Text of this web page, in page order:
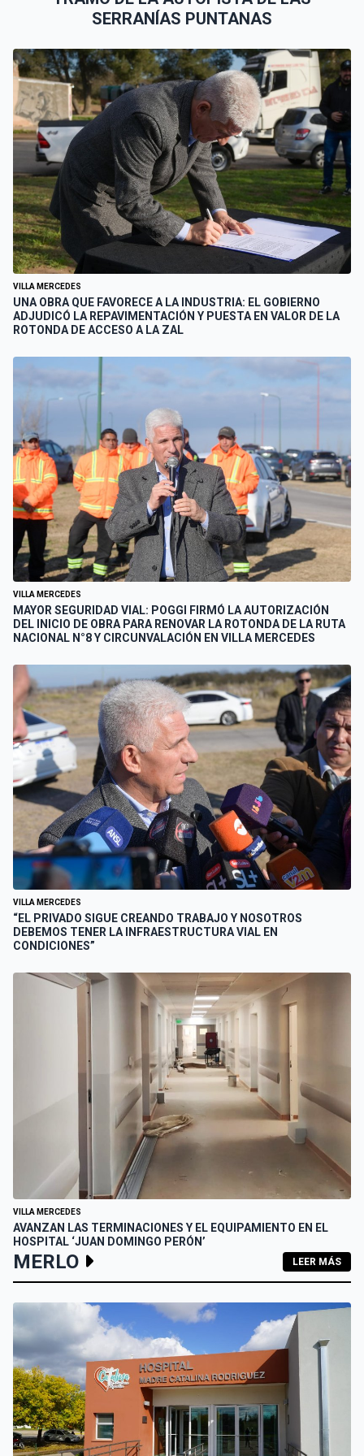
SERRANÍAS PUNTANAS
VILLA MERCEDES
UNA OBRA QUE FAVORECE A LA INDUSTRIA: EL GOBIERNO
ADJUDICÓ LA REPAVIMENTACIÓN Y PUESTA EN VALOR DE LA
ROTONDA DE ACCESO A LA ZAL
VILLA MERCEDES
MAYOR SEGURIDAD VIAL: POGGI FIRMÓ LA AUTORIZACIÓN
DEL INICIO DE OBRA PARA RENOVAR LA ROTONDA DE LA RUTA
NACIONAL N°8 Y CIRCUNVALACIÓN EN VILLA MERCEDES
VILLA MERCEDES
“EL PRIVADO SIGUE CREANDO TRABAJO Y NOSOTROS
DEBEMOS TENER LA INFRAESTRUCTURA VIAL EN
CONDICIONES”
VILLA MERCEDES
AVANZAN LAS TERMINACIONES Y EL EQUIPAMIENTO EN EL
HOSPITAL ‘JUAN DOMINGO PERÓN’
MERLO LEER MÁS